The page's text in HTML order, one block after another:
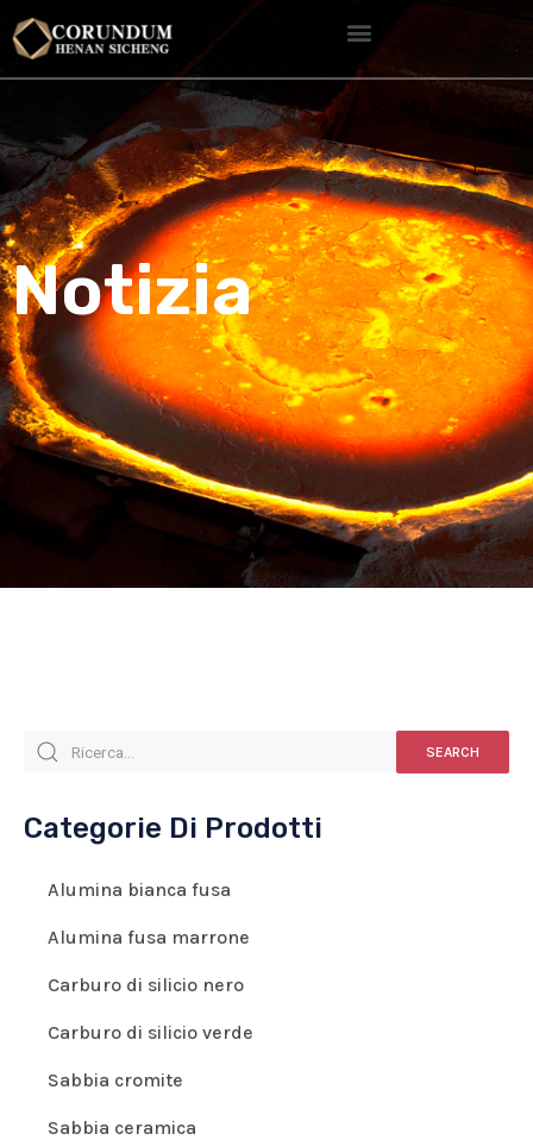
Notizia
SEARCH
Categorie Di Prodotti
Alumina bianca fusa
Alumina fusa marrone
Carburo di silicio nero
Carburo di silicio verde
Sabbia cromite
Sabbia ceramica